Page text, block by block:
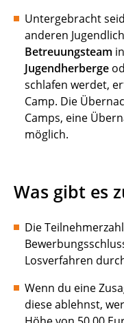
Untergebracht
anderen
Betreuungsteam
Jugendherberge
schlafen werdet,
Camp. Die
Camps, eine
möglich.
Was gibt es
Die
Losverfahren
Wenn du eine
diese ablehnst,